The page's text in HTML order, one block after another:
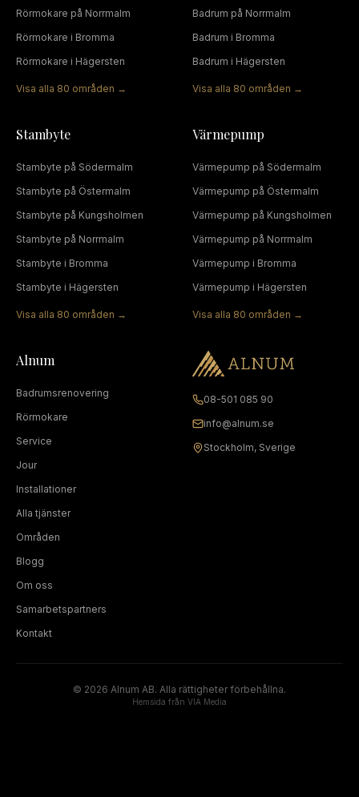
Rörmokare på Norrmalm
Rörmokare i Bromma
Rörmokare i Hägersten
Visa alla 80 områden →
Badrum på Norrmalm
Badrum i Bromma
Badrum i Hägersten
Visa alla 80 områden →
Stambyte
Stambyte på Södermalm
Stambyte på Östermalm
Stambyte på Kungsholmen
Stambyte på Norrmalm
Stambyte i Bromma
Stambyte i Hägersten
Visa alla 80 områden →
Värmepump
Värmepump på Södermalm
Värmepump på Östermalm
Värmepump på Kungsholmen
Värmepump på Norrmalm
Värmepump i Bromma
Värmepump i Hägersten
Visa alla 80 områden →
Alnum
Badrumsrenovering
Rörmokare
Service
Jour
Installationer
Alla tjänster
Områden
Blogg
Om oss
Samarbetspartners
Kontakt
08-501 085 90
info@alnum.se
Stockholm, Sverige
© 2026 Alnum AB. Alla rättigheter förbehållna.
Hemsida från VIA Media